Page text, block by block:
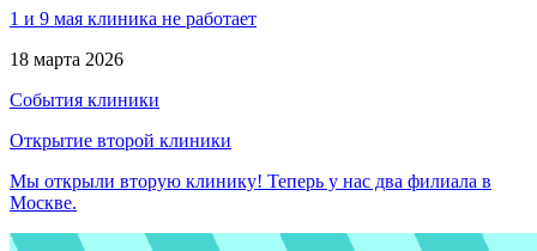
1 и 9 мая клиника не работает
18 марта 2026
События клиники
Открытие второй клиники
Мы открыли вторую клинику! Теперь у нас два филиала в
Москве.